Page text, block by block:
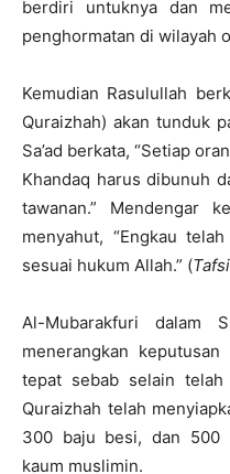
berdiri untuknya dan
penghormatan di wilayah
Kemudian Rasulullah
Quraizhah) akan tunduk
Sa’ad berkata, “Setiap
Khandaq harus dibunuh
tawanan.” Mendengar
menyahut, “Engkau
sesuai hukum Allah.” (
Al-Mubarakfuri dalam
menerangkan keputusan
tepat sebab selain telah
Quraizhah telah
300 baju besi, dan 500
kaum muslimin.